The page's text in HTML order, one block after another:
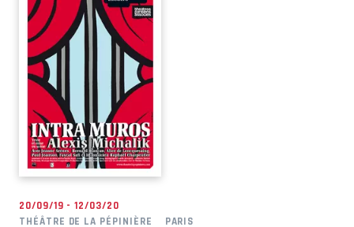
20/09/19 - 12/03/20
THÉÂTRE DE LA PÉPINIÈRE
PARIS